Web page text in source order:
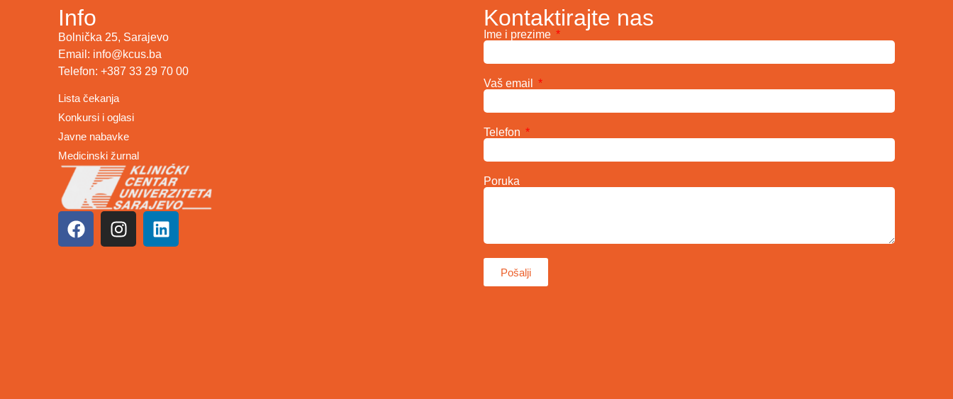
Info
Bolnička 25, Sarajevo
Email: info@kcus.ba
Telefon: +387 33 29 70 00
Lista čekanja
Konkursi i oglasi
Javne nabavke
Medicinski žurnal
Kontaktirajte nas
Ime i prezime
Vaš email
Telefon
Poruka
Pošalji